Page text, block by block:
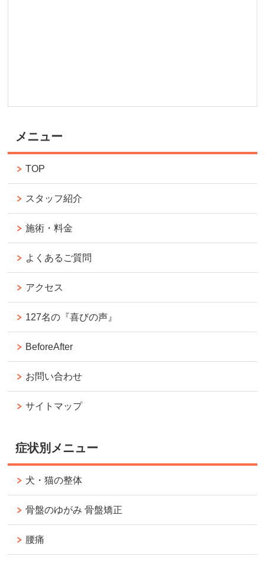
メニュー
TOP
スタッフ紹介
施術・料金
よくあるご質問
アクセス
127名の『喜びの声』
BeforeAfter
お問い合わせ
サイトマップ
症状別メニュー
犬・猫の整体
骨盤のゆがみ 骨盤矯正
腰痛